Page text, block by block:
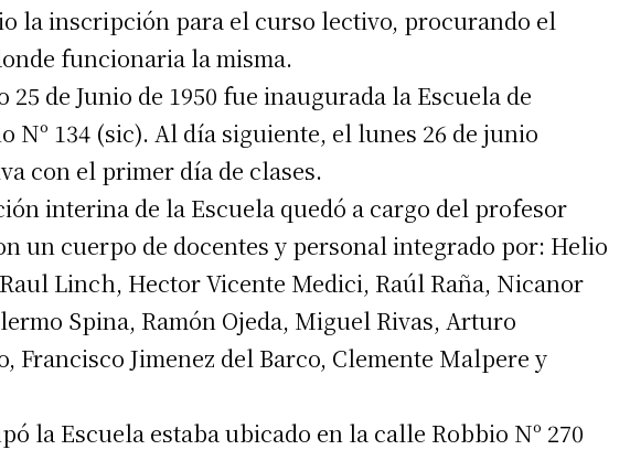
Suscribirme gratis
Dirección de correo electrónico *
Nombre
Apellidos
Número de teléfono
la inscripción para el curso lectivo, procurando el
funcionaria la misma.
de Junio de 1950 fue inaugurada la Escuela de
Nº 134 (sic). Al día siguiente, el lunes 26 de junio
con el primer día de clases.
interina de la Escuela quedó a cargo del profesor
un cuerpo de docentes y personal integrado por: Helio
Linch, Hector Vicente Medici, Raúl Raña, Nicanor
Spina, Ramón Ojeda, Miguel Rivas, Arturo
Francisco Jimenez del Barco, Clemente Malpere y
la Escuela estaba ubicado en la calle Robbio Nº 270